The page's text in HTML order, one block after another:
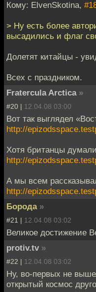
Кому: ElvenSkotina,
> Ну есть более
высадились и флаг
Долетят китайцы -
Всех с праздником.
Fratercula Arctica »
#20 | 12.04.08 03:00
Вот так выглядел
http://
Хотя британцы
http://
А мы всем
http://
Борода »
#21 | 12.04.08 03:02
Великое достижение
protiv.tv »
#22 | 12.04.08 03:02
Ну, во-первых не
открытый космос